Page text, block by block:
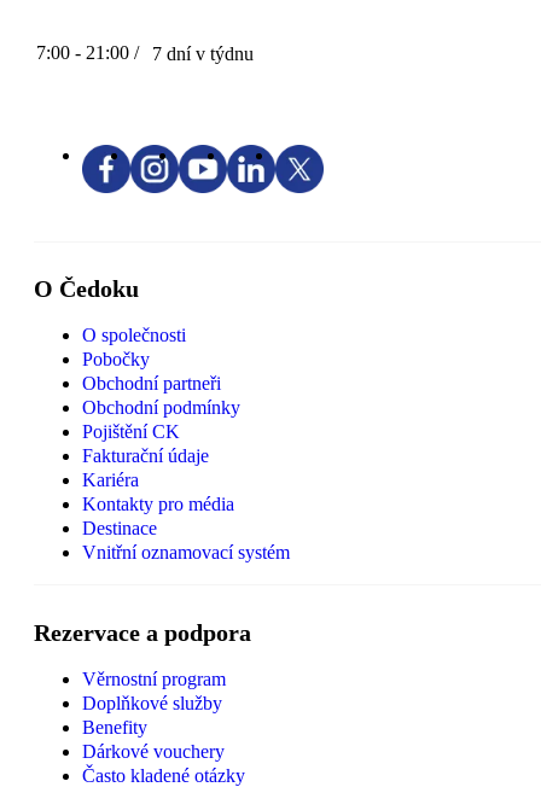
7:00 - 21:00 / 7 dní v týdnu
O Čedoku
O společnosti
Pobočky
Obchodní partneři
Obchodní podmínky
Pojištění CK
Fakturační údaje
Kariéra
Kontakty pro média
Destinace
Vnitřní oznamovací systém
Rezervace a podpora
Věrnostní program
Doplňkové služby
Benefity
Dárkové vouchery
Často kladené otázky